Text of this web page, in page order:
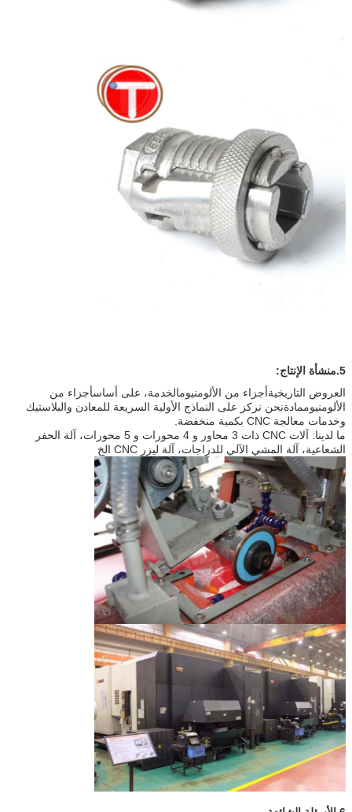
5. منشأة الإنتاج:
العروض التاريخيةأجزاء من الألومنيومالخدمة، على أساسأجزاء من
الألومنيوممادةنحن نركز على النماذج الأولية السريعة للمعادن والبلاستيك
وخدمات معالجة CNC بكمية منخفضة.
ما لدينا: آلات CNC ذات 3 محاور و 4 محورات و 5 محورات، آلة الحفر
الشعاعية، آلة المشي الآلي للدراجات، آلة ليزر CNC الخ